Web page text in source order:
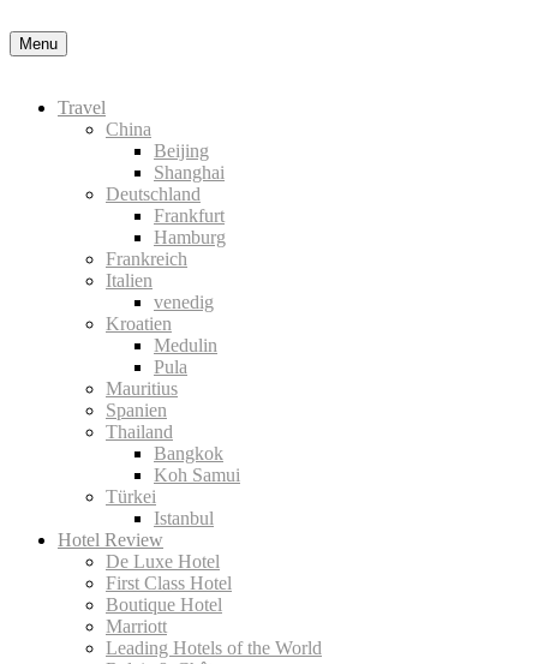
Menu
Travel
China
Beijing
Shanghai
Deutschland
Frankfurt
Hamburg
Frankreich
Italien
venedig
Kroatien
Medulin
Pula
Mauritius
Spanien
Thailand
Bangkok
Koh Samui
Türkei
Istanbul
Hotel Review
De Luxe Hotel
First Class Hotel
Boutique Hotel
Marriott
Leading Hotels of the World
Okay, thanks